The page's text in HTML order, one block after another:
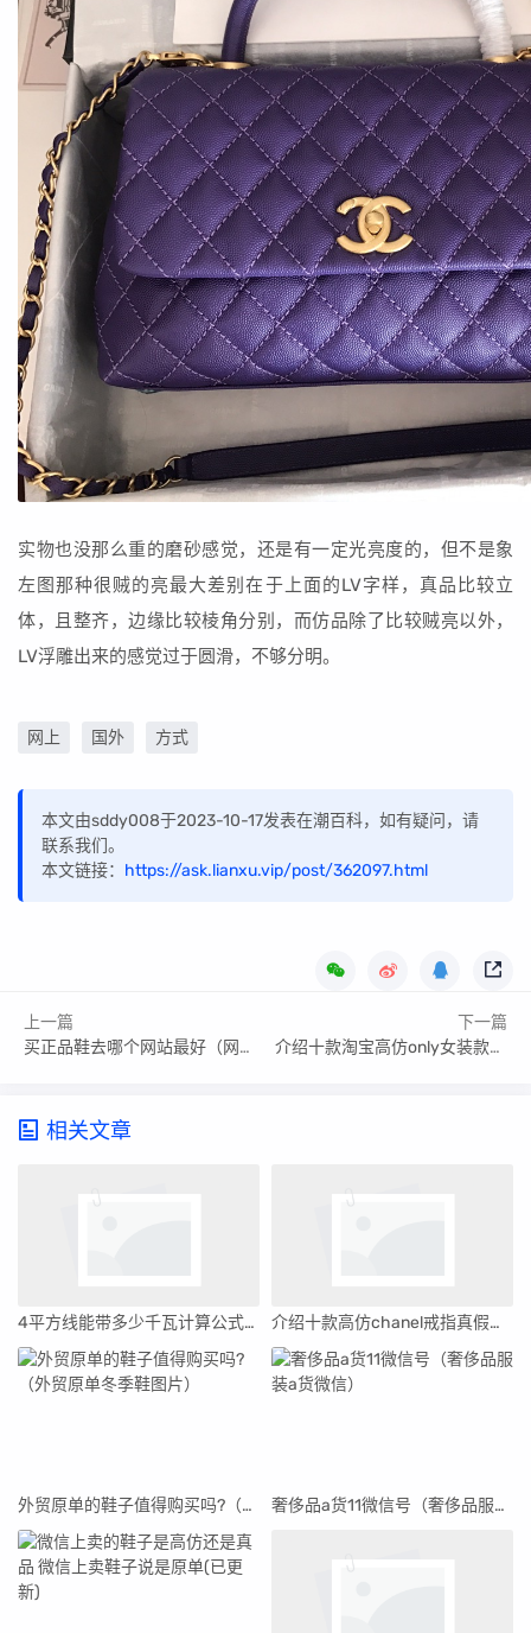
实物也没那么重的磨砂感觉，还是有一定光亮度的，但不是象
左图那种很贼的亮最大差别在于上面的LV字样，真品比较立
体，且整齐，边缘比较棱角分别，而仿品除了比较贼亮以外，
LV浮雕出来的感觉过于圆滑，不够分明。
网上 国外 方式
本文由sddy008于2023-10-17发表在潮百科，如有疑问，请
联系我们。
本文链接： https://ask.lianxu.vip/post/362097.html
上一篇
买正品鞋去哪个网站最好（网购哪个网站质量好又便宜）
下一篇
介绍十款淘宝高仿only女装款式_淘宝高仿only女装款式图片
相关文章
4平方线能带多少千瓦计算公式（4平方线能带多少千瓦） 介绍十款高仿chanel戒指真假鉴别(chanel戒指怎样辩真的假的)
外贸原单的鞋子值得购买吗?（外贸原单冬季鞋图片） 奢侈品a货11微信号（奢侈品服装a货微信）